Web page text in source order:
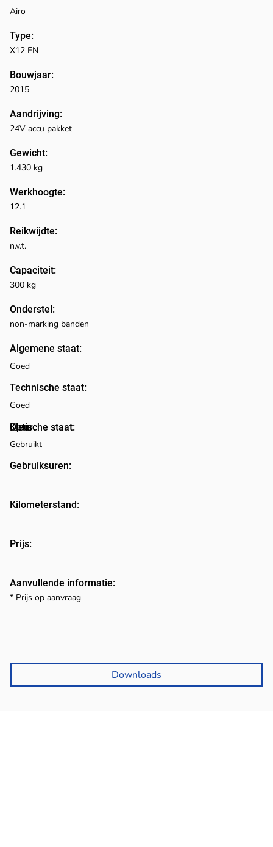
Type:
Bouwjaar:
Aandrijving:
Gewicht:
Werkhoogte:
Reikwijdte:
Capaciteit:
Onderstel:
Algemene staat:
Technische staat:
Optische staat:
Kleur:
Gebruiksuren:
Kilometerstand:
Prijs:
Aanvullende informatie:
Airo
X12 EN
2015
24V accu pakket
1.430 kg
12.1
n.v.t.
300 kg
non-marking banden
Goed
Goed
Gebruikt
* Prijs op aanvraag
Downloads